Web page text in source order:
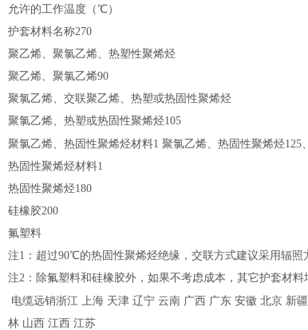
允许的工作温度（℃）
护套材料名称270
聚乙烯、聚氯乙烯、热塑性聚烯烃
聚乙烯、聚氯乙烯90
聚氯乙烯、交联聚乙烯、热塑或热固性聚烯烃
聚氯乙烯、热塑或热固性聚烯烃105
聚氯乙烯、热固性聚烯烃材料1 聚氯乙烯、热固性聚烯烃125
热固性聚烯烃材料1
热固性聚烯烃180
硅橡胶200
氟塑料
注1：超过90℃的热固性聚烯烃绝缘，交联方式建议采用辐照
注2：除氟塑料和硅橡胶外，如果不考虑成本，其它护套材
电缆远销浙江 上海 天津 辽宁 云南 广西 广东 安徽 北京 新
林 山西 江西 江苏